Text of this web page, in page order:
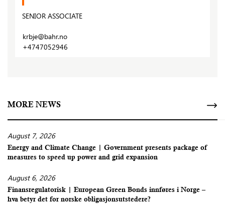
SENIOR ASSOCIATE
krbje@bahr.no
+4747052946
MORE NEWS
August 7, 2026
Energy and Climate Change | Government presents package of
measures to speed up power and grid expansion
August 6, 2026
Finansregulatorisk | European Green Bonds innføres i Norge –
hva betyr det for norske obligasjonsutstedere?